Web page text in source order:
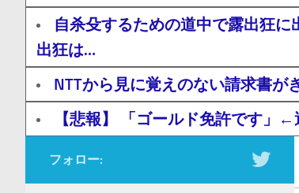
自杀殳するための道中で露出狂
出狂は…
NTTから見に覚えのない請求書
【悲報】 「ゴールド免許です」
フォロー: